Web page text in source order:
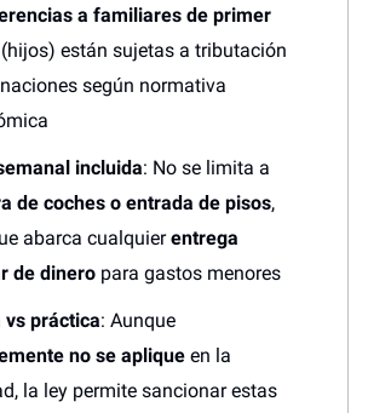
a familiares de primer
(hijos) están sujetas a tributación
según normativa
incluida: No se limita a
de coches o entrada de pisos,
abarca cualquierentrega
de dinero para gastos menores
vs práctica: Aunque
no se aplique en la
la ley permite sancionar estas